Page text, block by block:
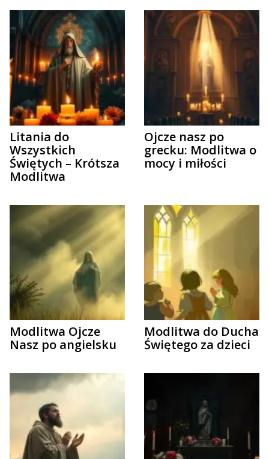
Litania do
Wszystkich
Świętych – Krótsza
Modlitwa
Ojcze nasz po
grecku: Modlitwa o
mocy i miłości
Modlitwa Ojcze
Nasz po angielsku
Modlitwa do Ducha
Świętego za dzieci